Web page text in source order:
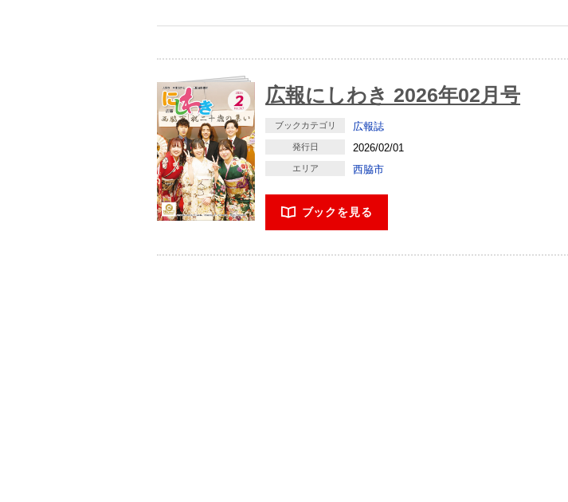
広報にしわき 2026年02月号
ブックカテゴリ 広報誌
発行日 2026/02/01
エリア 西脇市
ブックを見る